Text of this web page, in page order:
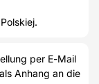
per E-Mail
Anhang an die